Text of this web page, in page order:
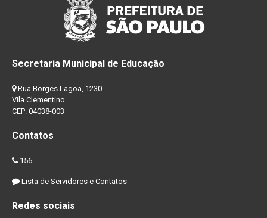
Secretaria Municipal de Educação
Rua Borges Lagoa, 1230
Vila Clementino
CEP: 04038-003
Contatos
156
Lista de Servidores e Contatos
Redes sociais